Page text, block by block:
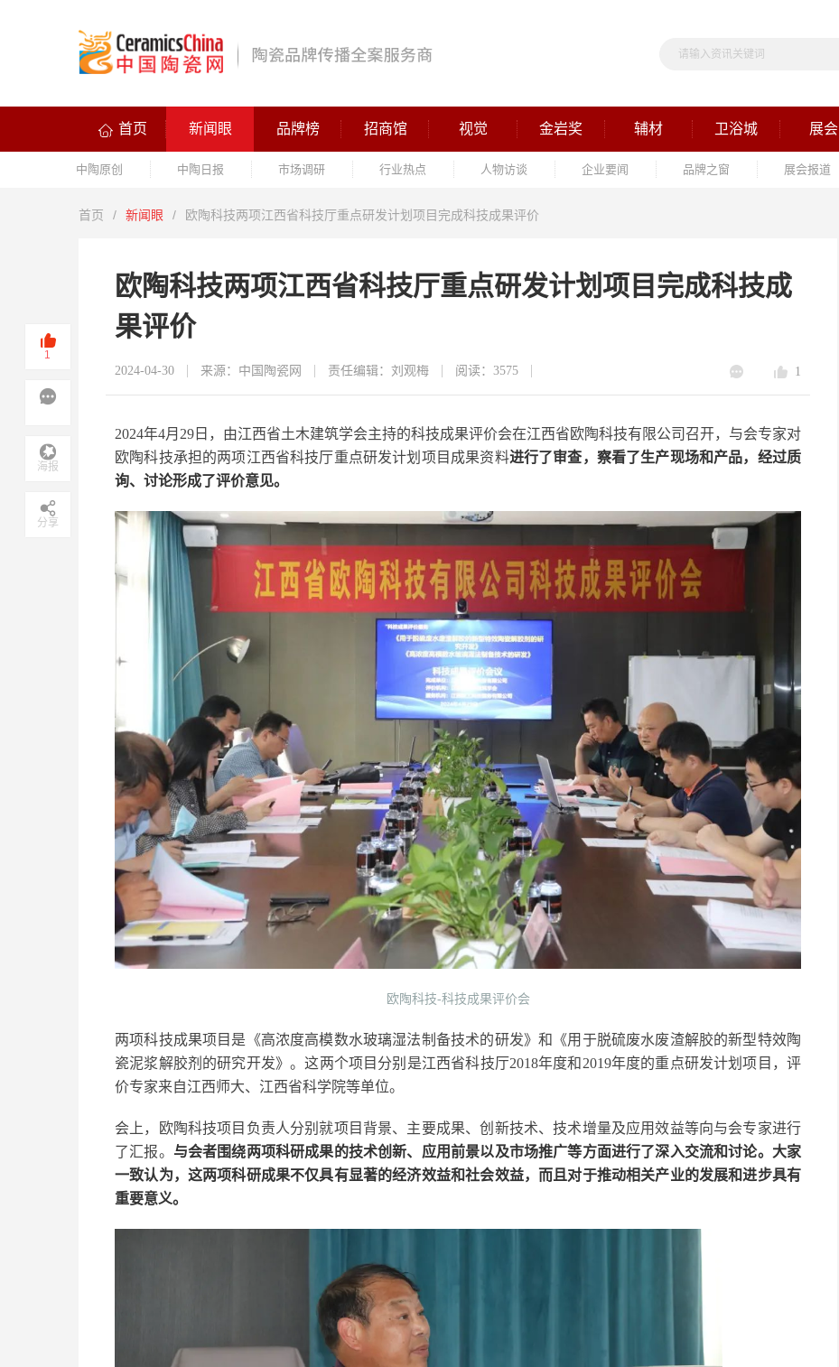
首页 新闻眼 品牌榜 招商馆 视觉 金岩奖 辅材 卫浴城 展会
中陶原创 中陶日报 市场调研 行业热点 人物访谈 企业要闻 品牌之窗 展会报道
首页 / 新闻眼 / 欧陶科技两项江西省科技厅重点研发计划项目完成科技成果评价
欧陶科技两项江西省科技厅重点研发计划项目完成科技成
果评价
2024-04-30 来源：中国陶瓷网 责任编辑：刘观梅 阅读：3575 1
2024年4月29日，由江西省土木建筑学会主持的科技成果评价会在江西省欧陶科技有限公司召开，与会专家对
欧陶科技承担的两项江西省科技厅重点研发计划项目成果资料进行了审查，察看了生产现场和产品，经过质
询、讨论形成了评价意见。
欧陶科技-科技成果评价会
两项科技成果项目是《高浓度高模数水玻璃湿法制备技术的研发》和《用于脱硫废水废渣解胶的新型特效陶
瓷泥浆解胶剂的研究开发》。这两个项目分别是江西省科技厅2018年度和2019年度的重点研发计划项目，评
价专家来自江西师大、江西省科学院等单位。
会上，欧陶科技项目负责人分别就项目背景、主要成果、创新技术、技术增量及应用效益等向与会专家进行
了汇报。 与会者围绕两项科研成果的技术创新、应用前景以及市场推广等方面进行了深入交流和讨论。大家
一致认为，这两项科研成果不仅具有显著的经济效益和社会效益，而且对于推动相关产业的发展和进步具有
重要意义。
1
海报
分享